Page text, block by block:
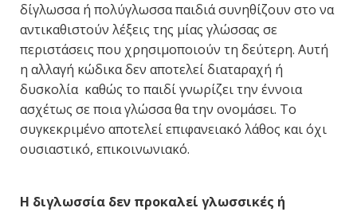
δίγλωσσα ή πολύγλωσσα παιδιά συνηθίζουν στο να
αντικαθιστούν λέξεις της μίας γλώσσας σε
περιστάσεις που χρησιμοποιούν τη δεύτερη. Αυτή
η αλλαγή κώδικα δεν αποτελεί διαταραχή ή
δυσκολία καθώς το παιδί γνωρίζει την έννοια
ασχέτως σε ποια γλώσσα θα την ονομάσει. Το
συγκεκριμένο αποτελεί επιφανειακό λάθος και όχι
ουσιαστικό, επικοινωνιακό.
Η διγλωσσία δεν προκαλεί γλωσσικές ή